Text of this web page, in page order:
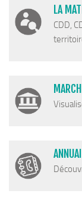
PAT
Terre de jeux
La Mure
Maison Messiaen
LA
CDD,